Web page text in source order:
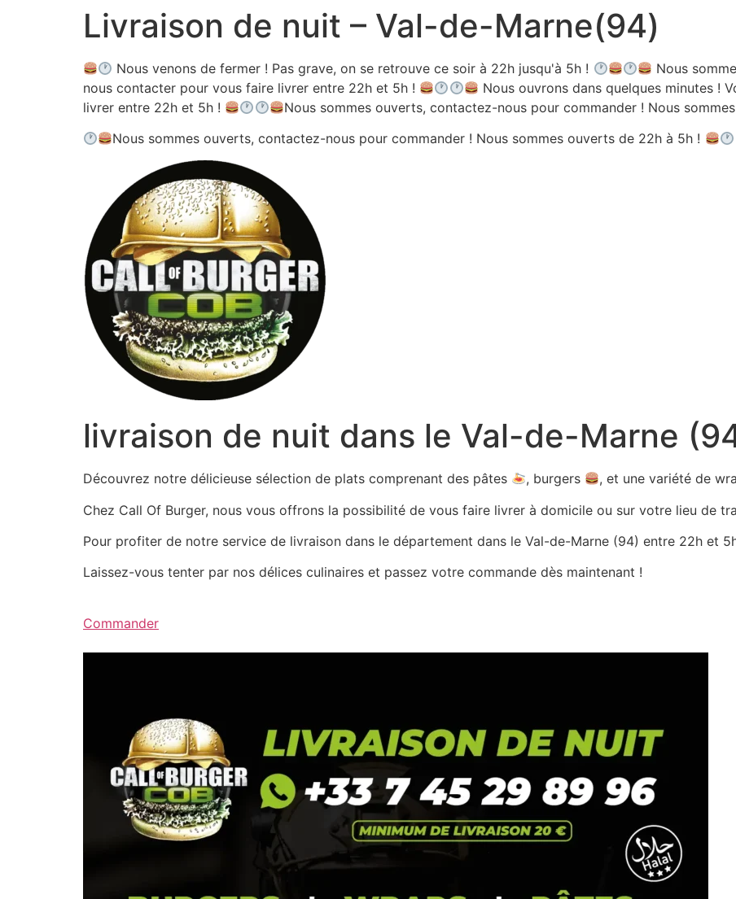
Livraison de nuit – Val-de-Marne(94)
Nous venons de fermer ! Pas grave, on se retrouve ce soir à 22h jusqu'à 5h !
Nous
nous contacter pour vous faire livrer entre 22h et 5h !
Nous ouvrons dans quelques minutes !
livrer entre 22h et 5h !
Nous sommes ouverts, contactez-nous pour commander ! Nous
Nous sommes ouverts, contactez-nous pour commander ! Nous sommes ouverts de 22h à 5h !
livraison de nuit dans le Val-de-Marne
Découvrez notre délicieuse sélection de plats comprenant des pâtes , burgers , et une variété de
Chez Call Of Burger, nous vous offrons la possibilité de vous faire livrer à domicile ou sur votre lieu de
Pour profiter de notre service de livraison dans le département dans le Val-de-Marne (94) entre 22h et
Laissez-vous tenter par nos délices culinaires et passez votre commande dès maintenant !
Commander